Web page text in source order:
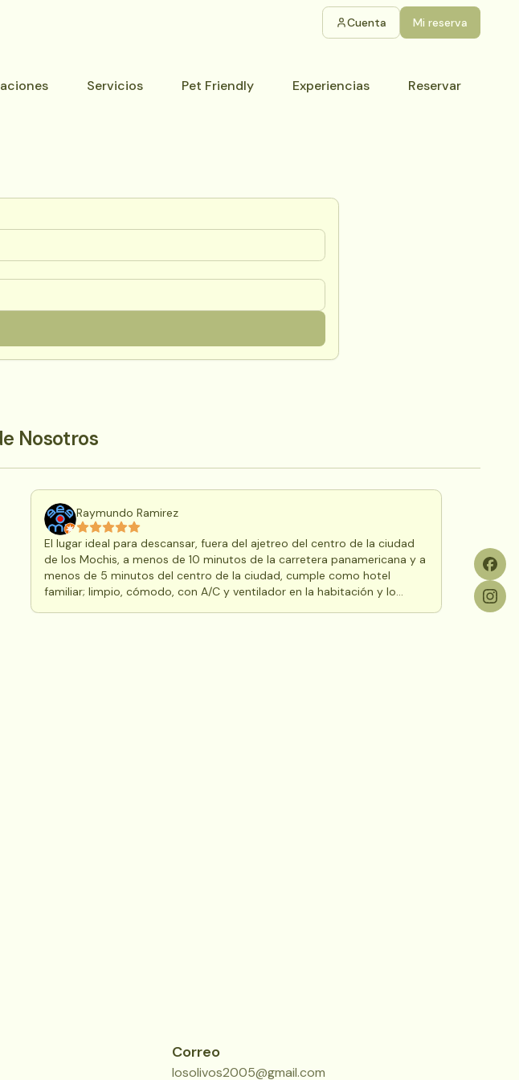
Cuenta Mi reserva
Servicios Pet Friendly Experiencias Reservar
Nosotros
Raymundo Ramirez
El lugar ideal para descansar, fuera del ajetreo del centro de la ciudad
de los Mochis, a menos de 10 minutos de la carretera panamericana y a
menos de 5 minutos del centro de la ciudad, cumple como hotel
familiar; limpio, cómodo, con A/C y ventilador en la habitación y lo
Correo
losolivos2005@gmail.com